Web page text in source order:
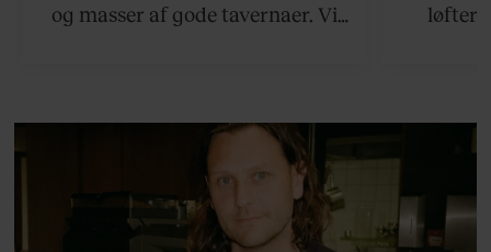
og masser af gode tavernaer. Vi
løfter